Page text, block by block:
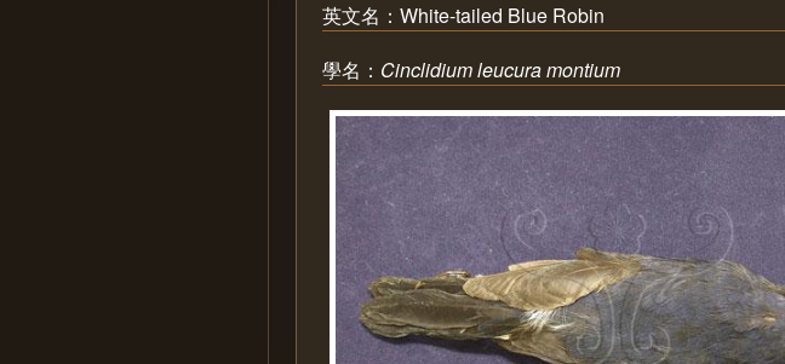
英文名：White-tailed Blue Robin
學名： Cinclidium leucura montium